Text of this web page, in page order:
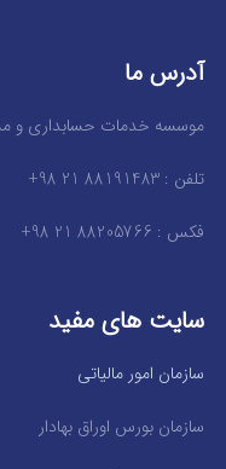
آدرس ما
موسسه خدمات حسابداری و
تلفن : 88191483 21 98+
فکس : 88205766 21 98+
سایت های مفید
سازمان امور مالیاتی
سازمان بورس اوراق بهادار